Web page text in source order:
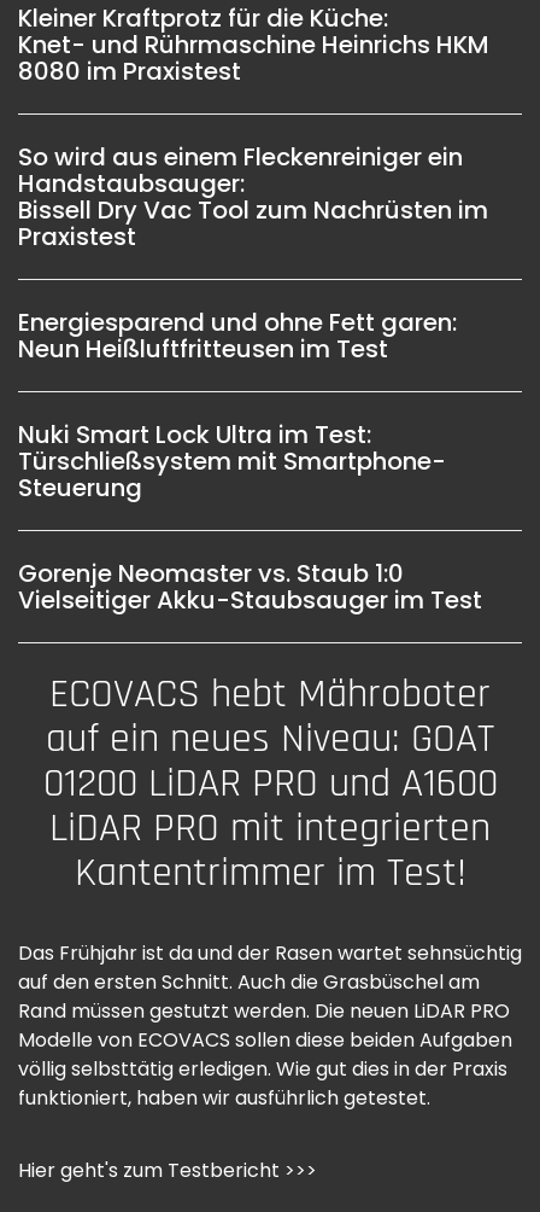
Kleiner Kraftprotz für die Küche:
Knet- und Rührmaschine Heinrichs HKM
8080 im Praxistest
So wird aus einem Fleckenreiniger ein
Handstaubsauger:
Bissell Dry Vac Tool zum Nachrüsten im
Praxistest
Energiesparend und ohne Fett garen:
Neun Heißluftfritteusen im Test
Nuki Smart Lock Ultra im Test:
Türschließsystem mit Smartphone-
Steuerung
Gorenje Neomaster vs. Staub 1:0
Vielseitiger Akku-Staubsauger im Test
ECOVACS hebt Mähroboter
auf ein neues Niveau: GOAT
01200 LiDAR PRO und A1600
LiDAR PRO mit integrierten
Kantentrimmer im Test!
Das Frühjahr ist da und der Rasen wartet sehnsüchtig
auf den ersten Schnitt. Auch die Grasbüschel am
Rand müssen gestutzt werden. Die neuen LiDAR PRO
Modelle von ECOVACS sollen diese beiden Aufgaben
völlig selbsttätig erledigen. Wie gut dies in der Praxis
funktioniert, haben wir ausführlich getestet.
Hier geht's zum Testbericht >>>